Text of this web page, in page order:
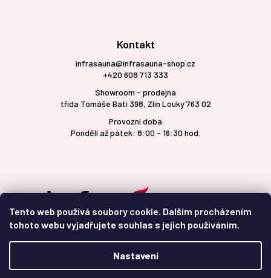
Tento web používá soubory cookie. Dalším procházením
tohoto webu vyjadřujete souhlas s jejich používáním.
Nastavení
Kontakt
infrasauna@infrasauna-shop.cz
+420 608 713 333
Showroom - prodejna
třída Tomáše Bati 398, Zlín Louky 763 02
Provozní doba
Pondělí až pátek: 8:00 - 16:30 hod.